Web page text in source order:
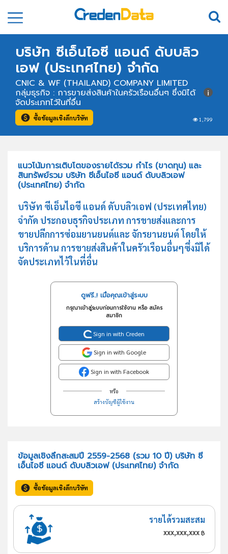
บริษัท ซีเอ็นไอซี แอนด์ ดับบลิว
เอฟ (ประเทศไทย) จำกัด
CNIC & WF (THAILAND) COMPANY LIMITED
1,799
กลุ่มธุรกิจ : การขายส่งสินค้าในครัวเรือนอื่นๆ ซึ่งมิได้
จัดประเภทไว้ในที่อื่น
ซื้อข้อมูลเชิงลึกบริษัท
แนวโน้มการเติบโตของรายได้รวม กำไร (ขาดทุน) และ
สินทรัพย์รวม บริษัท ซีเอ็นไอซี แอนด์ ดับบลิวเอฟ
(ประเทศไทย) จำกัด
บริษัท ซีเอ็นไอซี แอนด์ ดับบลิวเอฟ (ประเทศไทย)
จำกัด ประกอบธุรกิจประเภท การขายส่งและการ
ขายปลีกการซ่อมยานยนต์และ จักรยานยนต์ โดยให้
บริการด้าน การขายส่งสินค้าในครัวเรือนอื่นๆซึ่งมิได้
จัดประเภทไว้ในที่อื่น
ดูฟรี..! เมื่อคุณเข้าสู่ระบบ
กรุณาเข้าสู่ระบบก่อนการใช้งาน หรือ สมัคร
สมาชิก
Sign in with Creden
Sign in with Google
Sign in with Facebook
หรือ
สร้างบัญชีผู้ใช้งาน
ข้อมูลเชิงลึกสะสมปี 2559-2568 (รวม 10 ปี) บริษัท ซี
เอ็นไอซี แอนด์ ดับบลิวเอฟ (ประเทศไทย) จำกัด
ซื้อข้อมูลเชิงลึกบริษัท
รายได้รวมสะสม
xxx,xxx,xxx฿